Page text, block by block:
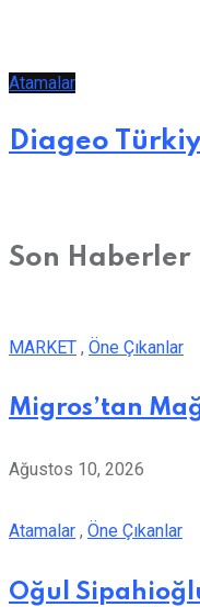
Atamalar
Diageo
Son Haberler
MARKET , Öne Çıkanlar
Migros’tan
Ağustos 10, 2026
Atamalar , Öne Çıkanlar
Oğul